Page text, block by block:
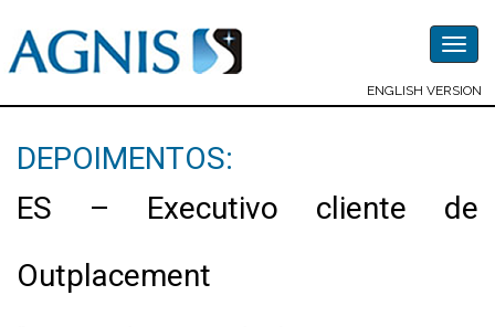
ENGLISH VERSION
DEPOIMENTOS:
ES – Executivo cliente de
Outplacement